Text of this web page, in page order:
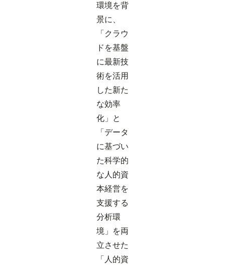
環境を背
景に、
「クラウ
ドを基盤
に最新技
術を活用
した新た
な効率
化」と
「データ
に基づい
た科学的
な人的資
本経営を
支援する
分析環
境」を両
立させた
「人的資